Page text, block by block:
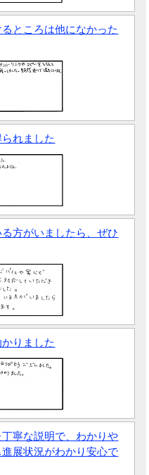
ところは他になかった
れました
方がいましたら、ぜひ
りました
寧な説明で、わかりや
展状況がわかり安心で